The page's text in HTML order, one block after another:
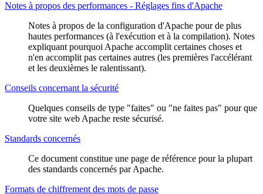
Notes à propos des performances - Réglages fins d'Apache
Notes à propos de la configuration d'Apache pour de plus
hautes performances (à l'exécution et à la compilation). Notes
expliquant pourquoi Apache accomplit certaines choses et
n'en accomplit pas certaines autres (les premières l'accélérant
et les deuxièmes le ralentissant).
Conseils concernant la sécurité
Quelques conseils de type "faites" ou "ne faites pas" pour que
votre site web Apache reste sécurisé.
Standards concernés
Ce document constitue une page de référence pour la plupart
des standards concernés par Apache.
Formats de chiffrement des mots de passe